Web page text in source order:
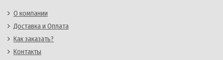
О компании
Доставка и Оплата
Как заказать?
Контакты